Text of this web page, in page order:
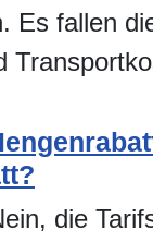
Es fallen
die